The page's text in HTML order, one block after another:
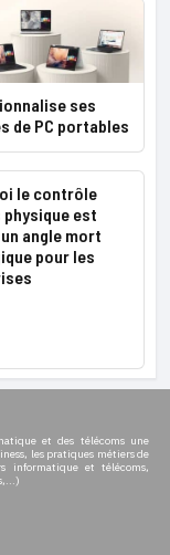
ses
de PC portables
le contrôle
physique est
angle mort
pour les
et des télécoms une
les pratiques métiers de
informatique et télécoms,